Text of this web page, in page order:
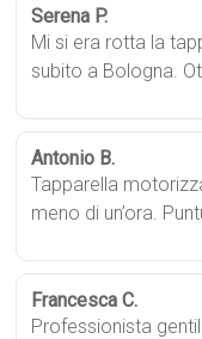
Serena P.
Mi si era rotta la
subito a Bologna.
Antonio B.
Tapparella
meno di un’ora.
Francesca C.
Professionista